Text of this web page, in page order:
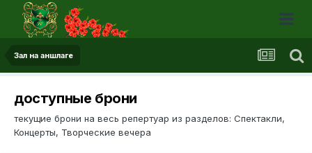
Зал на аншлаге
доступные брони
текущие брони на весь репертуар из разделов: Спектакли,
Концерты, Творческие вечера